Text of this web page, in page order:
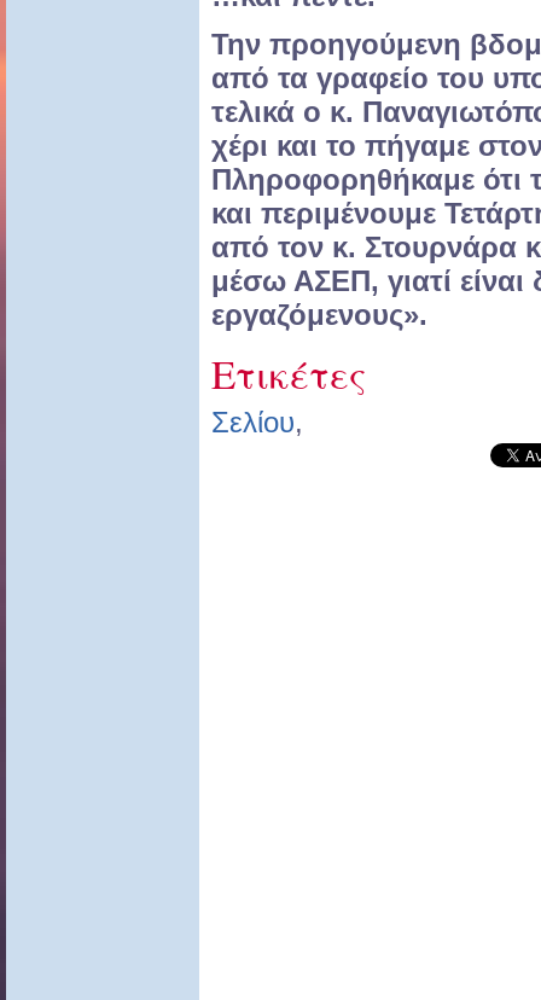
Την προηγούμενη
από τα γραφείο του
τελικά ο κ.
χέρι και το πήγαμε
Πληροφορηθήκαμε ότι
και περιμένουμε
από τον κ. Στουρνάρα
μέσω ΑΣΕΠ, γιατί
εργαζόμενους».
Ετικέτες
Σελίου,